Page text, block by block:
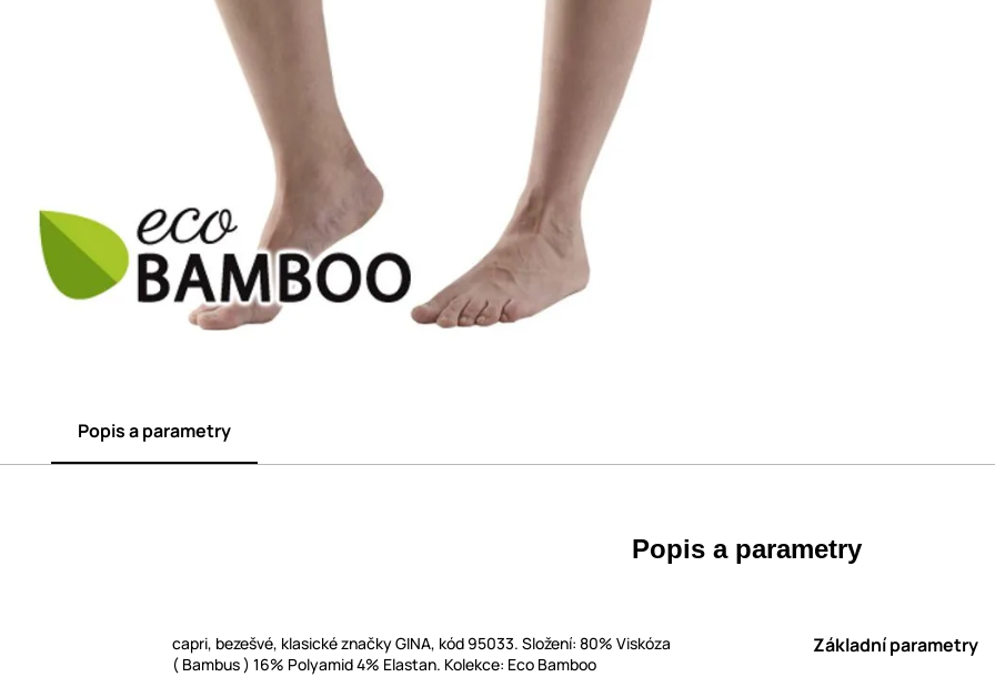
Popis a parametry
Popis a parametry
capri, bezešvé, klasické značky GINA, kód 95033. Složení: 80% Viskóza
( Bambus ) 16% Polyamid 4% Elastan. Kolekce: Eco Bamboo
Základní parametry